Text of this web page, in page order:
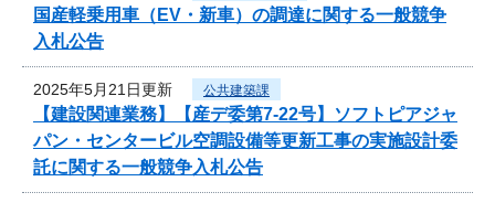
国産軽乗用車（EV・新車）の調達に関する一般競争
入札公告
2025年5月21日更新 公共建築課
【建設関連業務】【産デ委第7-22号】ソフトピアジャ
パン・センタービル空調設備等更新工事の実施設計委
託に関する一般競争入札公告